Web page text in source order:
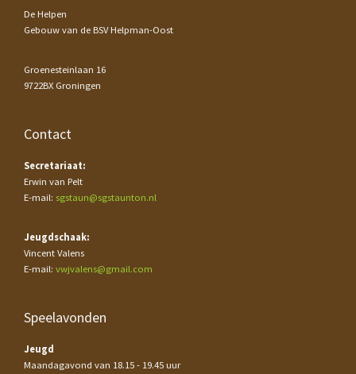
De Helpen
Gebouw van de BSV Helpman-Oost
Groenesteinlaan 16
9722BX Groningen
Contact
Secretariaat:
Erwin van Pelt
E-mail: sgstaun@sgstaunton.nl
Jeugdschaak:
Vincent Valens
E-mail: vwjvalens@gmail.com
Speelavonden
Jeugd
Maandagavond van 18.15 - 19.45 uur